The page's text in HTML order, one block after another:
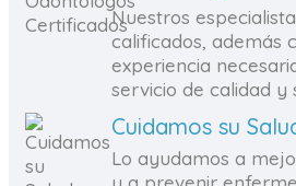
Nuestros
calificados, además
experiencia
servicio de calidad y
Cuidamos su
Lo ayudamos a